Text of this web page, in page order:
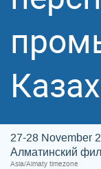
27-28 November
Алматинский
Asia/Almaty timezone